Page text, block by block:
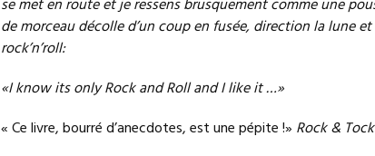
se met en route et je ressens brusquement comme une
de morceau décolle d’un coup en fusée, direction la lune
rock’n’roll:
«I know its only Rock and Roll and I like it …»
« Ce livre, bourré d’anecdotes, est une pépite !» Rock &